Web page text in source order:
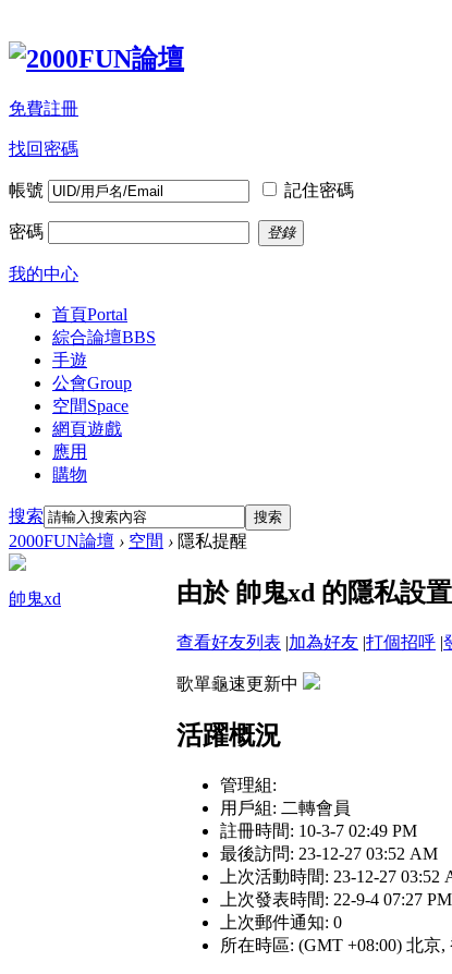
免費註冊
找回密碼
帳號 記住密碼
密碼 登錄
我的中心
首頁Portal
綜合論壇BBS
手遊
公會Group
空間Space
網頁遊戲
應用
購物
搜索 搜索
2000FUN論壇 › 空間 › 隱私提醒
帥鬼xd 由於 帥鬼xd 的隱私設
查看好友列表 |加為好友 |打個招呼 |
歌單龜速更新中
活躍概況
管理組:
用戶組: 二轉會員
註冊時間: 10-3-7 02:49 PM
最後訪問: 23-12-27 03:52 AM
上次活動時間: 23-12-27 03:52
上次發表時間: 22-9-4 07:27 PM
上次郵件通知: 0
所在時區: (GMT +08:00) 北京